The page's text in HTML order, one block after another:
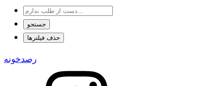
رصدخونه